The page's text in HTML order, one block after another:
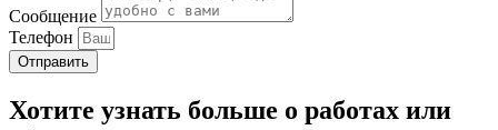
Сообщение
Телефон
Отправить
Хотите узнать больше о работах или